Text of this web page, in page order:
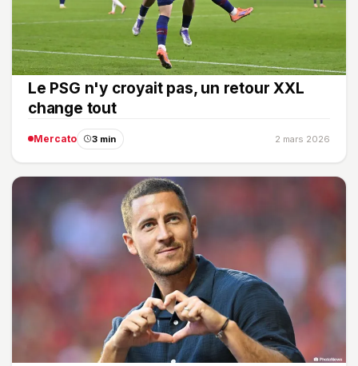
Le PSG n'y croyait pas, un retour XXL
change tout
Mercato 3 min 2 mars 2026